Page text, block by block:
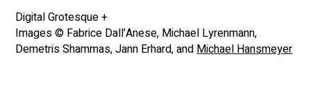
+ Digital Grotesque
Images © Fabrice Dall’Anese, Michael Lyrenmann,
Demetris Shammas, Jann Erhard, andMichael Hansmeyer